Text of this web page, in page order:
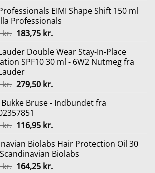
var:
2.999,00 kr..
er:
EIMI Shape Shift 150 ml
Professionals
kr. Den
pris
var:
245,00 kr..
183,75 kr.Den
pris
er:
Double Wear Stay-In-Place
SPF10 30 ml - 6W2 Nutmeg fra
kr. Den
pris
var:
430,00 kr..
279,50 kr.Den
pris
279,50 kr..
Bruse - Indbundet fra
kr. Den
pris
var:
129,95 kr..
116,95 kr.Den
pris
er:
116,95 kr..
Biolabs Hair Protection Oil 30
Biolabs
kr. Den
164,25 kr.Den